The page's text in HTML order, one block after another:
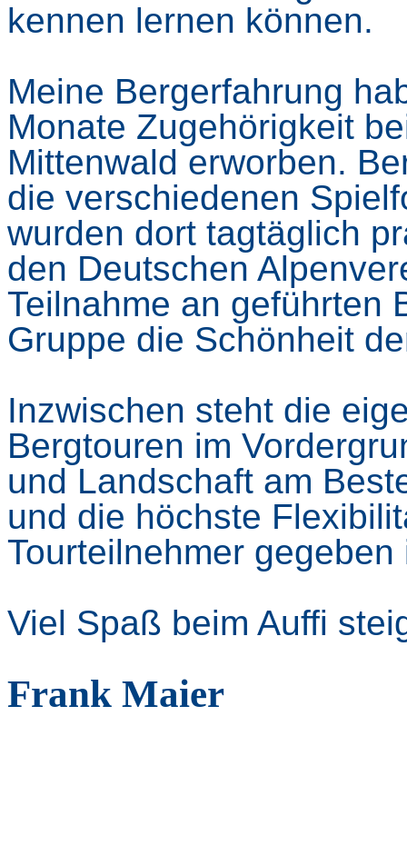
kennen lernen können.
Meine Bergerfahrung
Monate Zugehörigkeit
Mittenwald erworben.
die verschiedenen
wurden dort tagtäglich
den Deutschen
Teilnahme an geführten
Gruppe die Schönheit
Inzwischen steht die
Bergtouren im
und Landschaft am
und die höchste
Tourteilnehmer gegeben
Viel Spaß beim Auffi
Frank Maier